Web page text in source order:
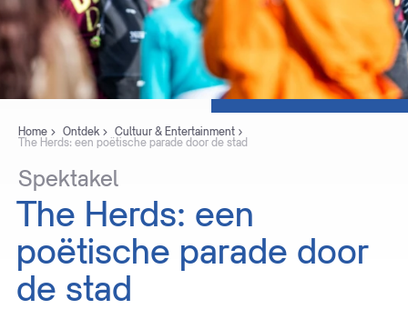
Home Ontdek
Cultuur & Entertainment
The Herds: een poëtische parade door de stad
Spektakel
The Herds: een
poëtische parade door
de stad